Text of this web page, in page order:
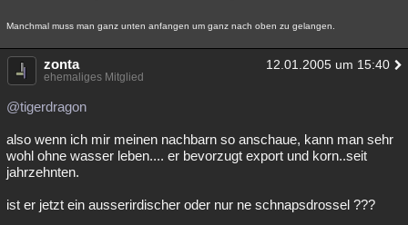
Astronomie Helpdesk Gruppen Gaming Filme
Musik Clash Verbesserungen
Übersichten
Besucht Teilgenommen Alle Neue Geschlossen
Lesenswert
Manchmal muss man ganz unten anfangen um ganz nach oben zu gelangen.
zonta 12.01.2005 um 15:40
ehemaliges Mitglied
@tigerdragon
also wenn ich mir meinen nachbarn so anschaue, kann man sehr
wohl ohne wasser leben.... er bevorzugt export und korn..seit
jahrzehnten.
ist er jetzt ein ausserirdischer oder nur ne schnapsdrossel ???